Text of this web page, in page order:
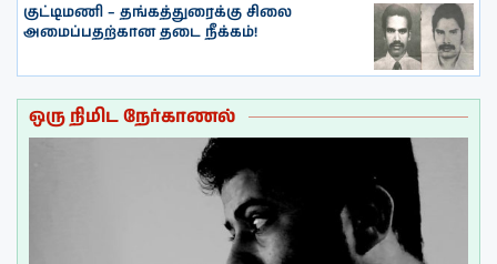
குட்டிமணி – தங்கத்துரைக்கு சிலை
அமைப்பதற்கான தடை நீக்கம்!
ஒரு நிமிட நேர்காணல்